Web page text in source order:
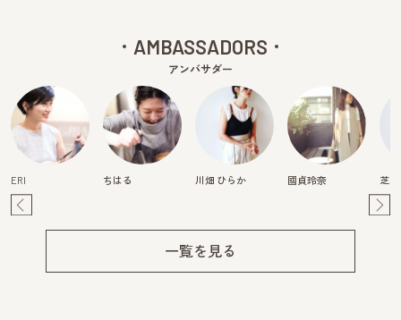
AMBASSADORS
アンバサダー
ERI ちはる 川畑 ひらか 國貞玲奈 芝
一覧を見る